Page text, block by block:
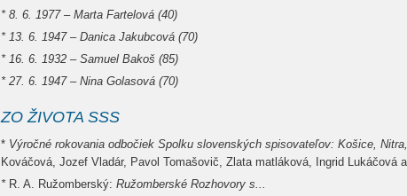
* 8. 6. 1977 – Marta Fartelová (40)
* 13. 6. 1947 – Danica Jakubcová (70)
* 16. 6. 1932 – Samuel Bakoš (85)
* 27. 6. 1947 – Nina Golasová (70)
ZO ŽIVOTA SSS
* Výročné rokovania odbočiek Spolku slovenských spisovateľov: Košice,
Kováčová, Jozef Vladár, Pavol Tomašovič, Zlata matláková, Ingrid Lukáčová
* R. A. Ružomberský: Ružomberské Rozhovory s...